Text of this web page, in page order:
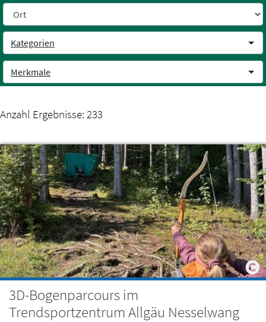
Weiter zum Inhalt
Kategorien
Merkmale
Anzahl Ergebnisse: 233
3D-Bogenparcours im
Trendsportzentrum Allgäu Nesselwang